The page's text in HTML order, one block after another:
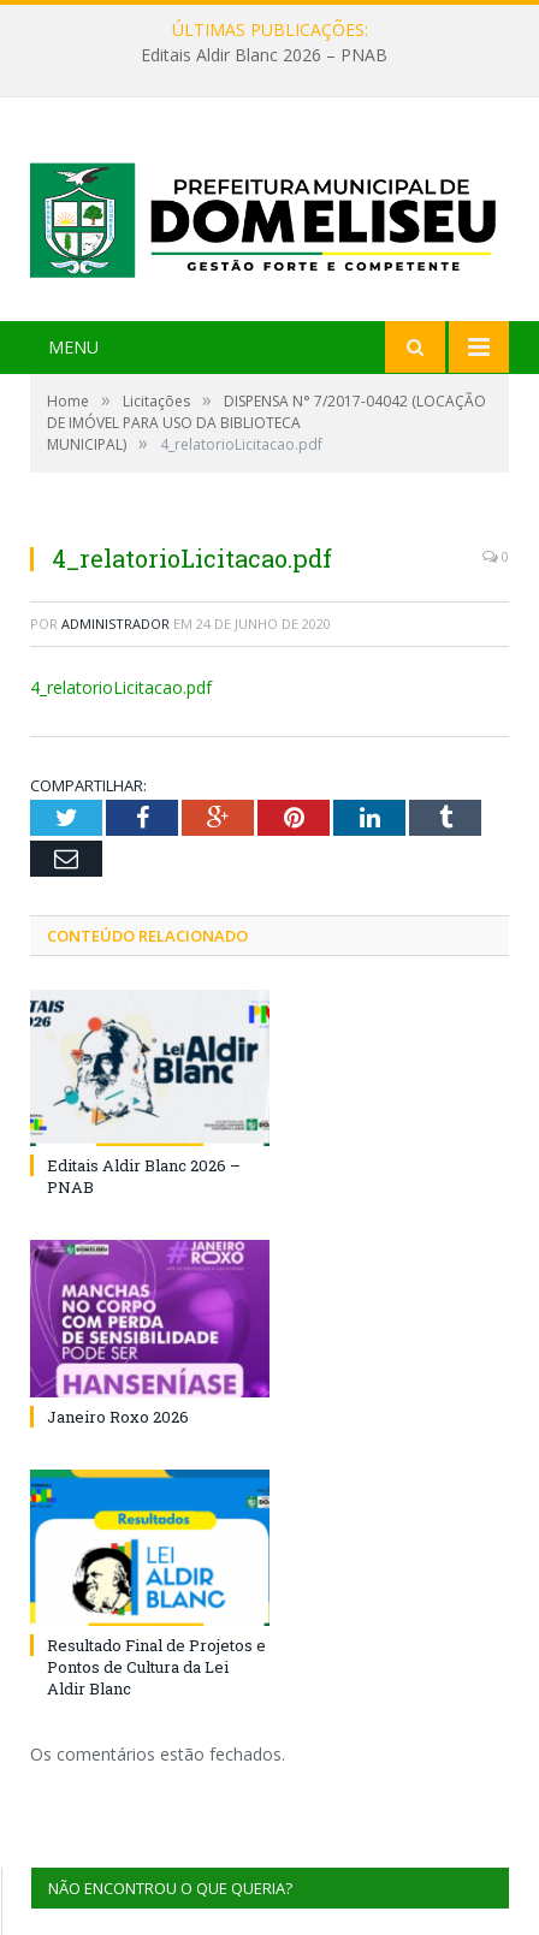
ÚLTIMAS PUBLICAÇÕES:
Editais Aldir Blanc 2026 – PNAB
MENU
Home » Licitações »
DISPENSA N° 7/2017-04042 (LOCAÇÃO
DE IMÓVEL PARA USO DA BIBLIOTECA
MUNICIPAL) » 4_relatorioLicitacao.pdf
4_relatorioLicitacao.pdf 0
POR ADMINISTRADOR EM 24 DE JUNHO DE 2020
4_relatorioLicitacao.pdf
COMPARTILHAR:
TwitterFacebookGoogle+PinterestLinkedInTumblr
Email
CONTEÚDO RELACIONADO
Editais Aldir Blanc 2026 –
PNAB
Janeiro Roxo 2026
Resultado Final de Projetos e
Pontos de Cultura da Lei
Aldir Blanc
Os comentários estão fechados.
NÃO ENCONTROU O QUE QUERIA?